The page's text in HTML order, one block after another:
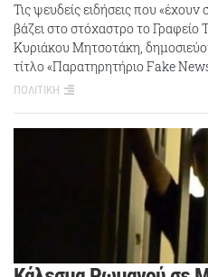
Τις ψευδείς ειδήσεις που
βάζει στο στόχαστρο το
Κυριάκου Μητσοτάκη,
τίτλο «Παρατηρητήριο Fake
ΠΟΛΙΤΙΚΗ